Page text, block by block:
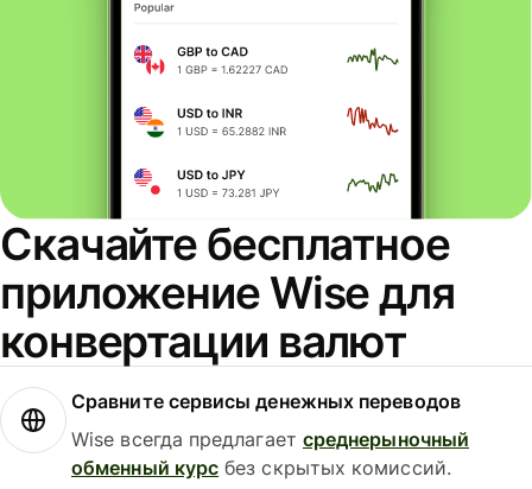
Скачайте бесплатное
приложение Wise для
конвертации валют
Сравните сервисы денежных переводов
Wise всегда предлагает среднерыночный
обменный курс без скрытых комиссий.